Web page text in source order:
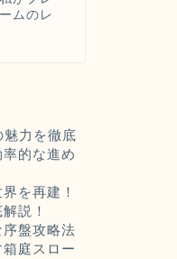
ムのレ
魅力を徹底
的な進め
を再建！
説！
序盤攻略法
庭スロー